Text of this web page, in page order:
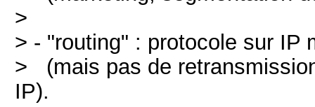
>
> - "routing" : protocole sur IP
> (mais pas de
IP).